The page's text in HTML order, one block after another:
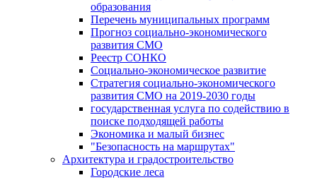
образования
Перечень муниципальных программ
Прогноз социально-экономического
развития СМО
Реестр СОНКО
Социально-экономическое развитие
Стратегия социально-экономического
развития СМО на 2019-2030 годы
государственная услуга по содействию в
поиске подходящей работы
Экономика и малый бизнес
"Безопасность на маршрутах"
Архитектура и градостроительство
Городские леса